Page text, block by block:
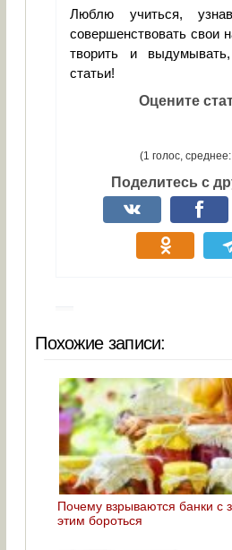
Люблю учиться,
совершенствовать свои
творить и
статьи!
Оцените
(1 голос,
Поделитесь с
Похожие записи:
Почему взрываются банки с
этим бороться